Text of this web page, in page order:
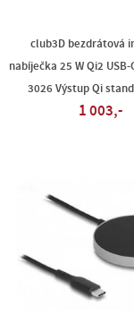
club3D bezdrátová
nabíječka 25 W Qi2 USB-
3026 Výstup Qi
1 003,-